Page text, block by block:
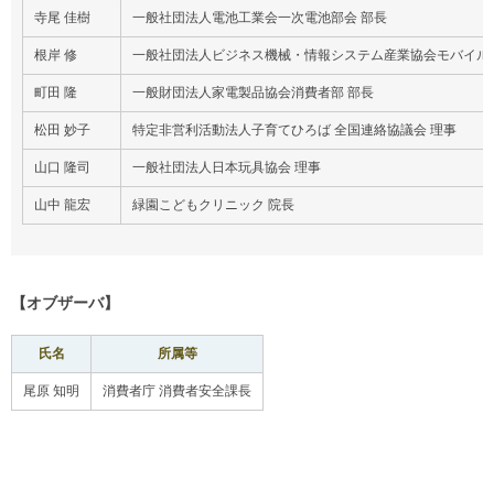
寺尾 佳樹 一般社団法人電池工業会一次電池部会 部長
根岸 修 一般社団法人ビジネス機械・情報システム産業協会モバイ
町田 隆 一般財団法人家電製品協会消費者部 部長
松田 妙子 特定非営利活動法人子育てひろば 全国連絡協議会 理事
山口 隆司 一般社団法人日本玩具協会 理事
山中 龍宏 緑園こどもクリニック 院長
【オブザーバ】
氏名 所属等
尾原 知明 消費者庁 消費者安全課長